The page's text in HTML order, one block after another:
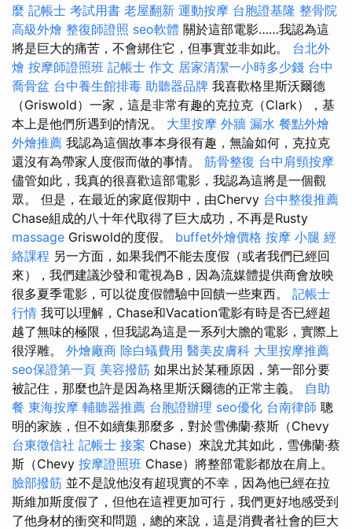
麼 記帳士 考試用書 老屋翻新 運動按摩 台胞證基隆 整骨院
高級外燴 整復師證照 seo軟體 關於這部電影……我認為這
將是巨大的痛苦，不會綁住它，但事實並非如此。 台北外
燴 按摩師證照班 記帳士 作文 居家清潔一小時多少錢 台中
喬骨盆 台中養生館排毒 助聽器品牌 我喜歡格里斯沃爾德
（Griswold）一家，這是非常有趣的克拉克（Clark），基
本上是他們所遇到的情況。 大里按摩 外牆 漏水 餐點外燴
外燴推薦 我認為這個故事本身很有趣，無論如何，克拉克
還沒有為帶家人度假而做的事情。 筋骨整復 台中肩頸按摩
儘管如此，我真的很喜歡這部電影，我認為這將是一個觀
眾。 但是，在最近的家庭假期中，由Chervy 台中整復推薦
Chase組成的八十年代取得了巨大成功，不再是Rusty
massage Griswold的度假。 buffet外燴價格 按摩 小腿 經
絡課程 另一方面，如果我們不能去度假（或者我們已經回
來），我們建議沙發和電視為B，因為流媒體提供商會放映
很多夏季電影，可以從度假體驗中回饋一些東西。 記帳士
行情 我可以理解，Chase和Vacation電影有時是否已經超
越了無味的極限，但我認為這是一系列大膽的電影，實際上
很浮雕。 外燴廠商 除白蟻費用 醫美皮膚科 大里按摩推薦
seo保證第一頁 美容撥筋 如果出於某種原因，第一部分要
被記住，那麼也許是因為格里斯沃爾德的正常主義。 自助
餐 東海按摩 輔聽器推薦 台胞證辦理 seo優化 台南律師 聰
明的家族，但不如續集那麼多，對於雪佛蘭·蔡斯（Chevy
台東徵信社 記帳士 接案 Chase）來說尤其如此，雪佛蘭·蔡
斯（Chevy 按摩證照班 Chase）將整部電影都放在肩上。
臉部撥筋 並不是說他沒有超現實的不幸，因為他已經在拉
斯維加斯度假了，但他在這裡更加可行，我們更好地感受到
了他身材的衝突和問題，總的來說，這是消費者社會的巨大